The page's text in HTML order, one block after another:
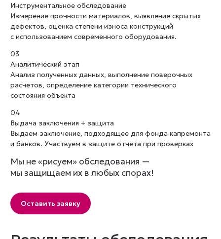
Инструментальное обследование
Измерение прочности материалов, выявление скрытых
дефектов, оценка степени износа конструкций
с использованием современного оборудования.
03
Аналитический этап
Анализ полученных данных, выполнение поверочных
расчетов, определение категории технического
состояния объекта
04
Выдача заключения + защита
Выдаем заключение, подходящее для фонда капремонта
и банков. Участвуем в защите отчета при проверках
Мы не «рисуем» обследования —
мы защищаем их в любых спорах!
Оставить заявку